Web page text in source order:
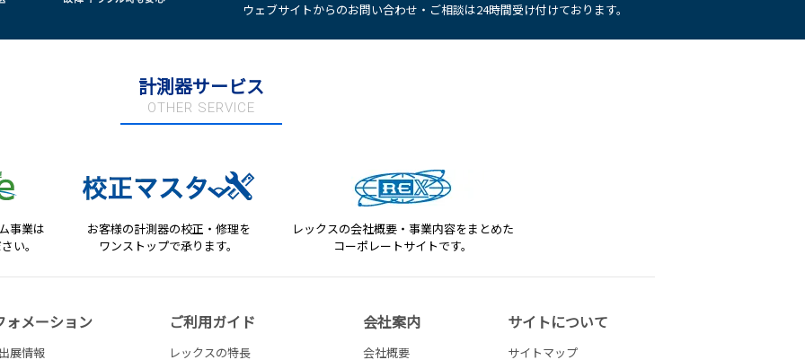
ウェブサイトからのお問い合わせ・ご相談は24時間受け付けております。
計測器サービス
OTHER SERVICE
事業は
い。
お客様の計測器の校正・修理を
ワンストップで承ります。
レックスの会社概要・事業内容をまとめた
コーポレートサイトです。
ォメーション
展情報
ご利用ガイド
レックスの特長
会社案内
会社概要
サイトについて
サイトマップ